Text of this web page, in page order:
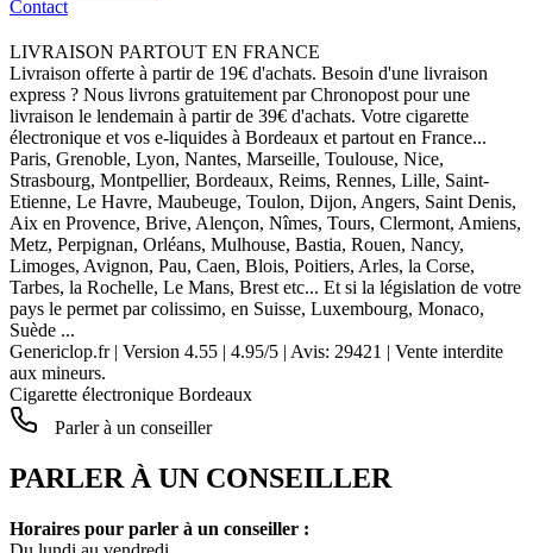
Contact
LIVRAISON PARTOUT EN FRANCE
Livraison offerte à partir de 19€ d'achats. Besoin d'une livraison
express ? Nous livrons gratuitement par Chronopost pour une
livraison le lendemain à partir de 39€ d'achats. Votre cigarette
électronique et vos e-liquides à Bordeaux et partout en France...
Paris, Grenoble, Lyon, Nantes, Marseille, Toulouse, Nice,
Strasbourg, Montpellier, Bordeaux, Reims, Rennes, Lille, Saint-
Etienne, Le Havre, Maubeuge, Toulon, Dijon, Angers, Saint Denis,
Aix en Provence, Brive, Alençon, Nîmes, Tours, Clermont, Amiens,
Metz, Perpignan, Orléans, Mulhouse, Bastia, Rouen, Nancy,
Limoges, Avignon, Pau, Caen, Blois, Poitiers, Arles, la Corse,
Tarbes, la Rochelle, Le Mans, Brest etc... Et si la législation de votre
pays le permet par colissimo, en Suisse, Luxembourg, Monaco,
Suède ...
Genericlop.fr| Version 4.55 | 4.95/5 | Avis: 29421 | Vente interdite
aux mineurs.
Cigarette électronique Bordeaux
Parler à un conseiller
PARLER À UN CONSEILLER
Horaires pour parler à un conseiller :